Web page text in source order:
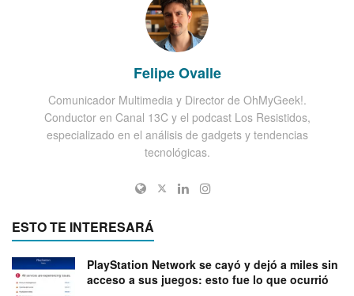
Felipe Ovalle
Comunicador Multimedia y Director de OhMyGeek!.
Conductor en Canal 13C y el podcast Los Resistidos,
especializado en el análisis de gadgets y tendencias
tecnológicas.
ESTO TE INTERESARÁ
PlayStation Network se cayó y dejó a miles sin
acceso a sus juegos: esto fue lo que ocurrió